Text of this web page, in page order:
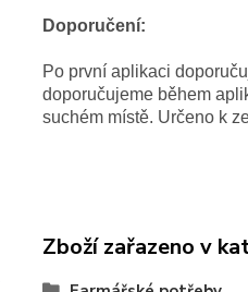
Doporučení:
Po první aplikaci
doporučujeme během
suchém místě. Určeno k
Zboží zařazeno v